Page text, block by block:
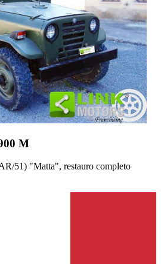
M
51) "Matta", restauro completo